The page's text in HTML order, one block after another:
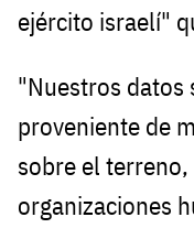
ejército israelí"
"Nuestros datos
proveniente de
sobre el
organizaciones